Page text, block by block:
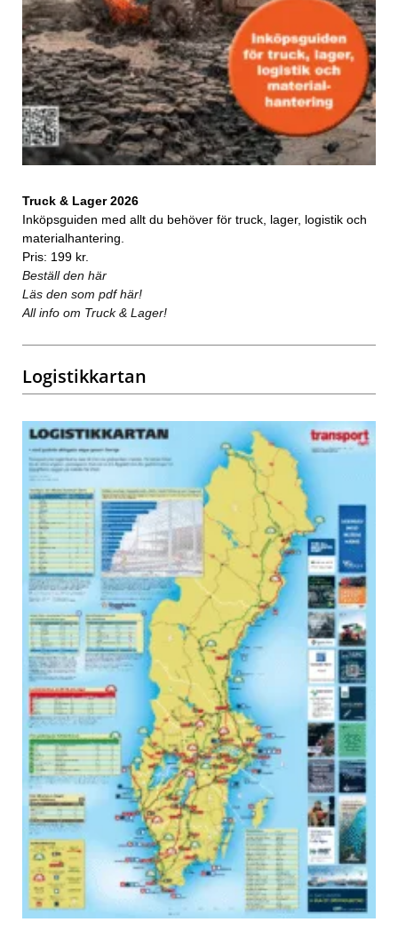
Truck & Lager 2026
Inköpsguiden med allt du behöver för truck, lager, logistik och
materialhantering.
Pris: 199 kr.
Beställ den här
Läs den som pdf här!
All info om Truck & Lager!
Logistikkartan